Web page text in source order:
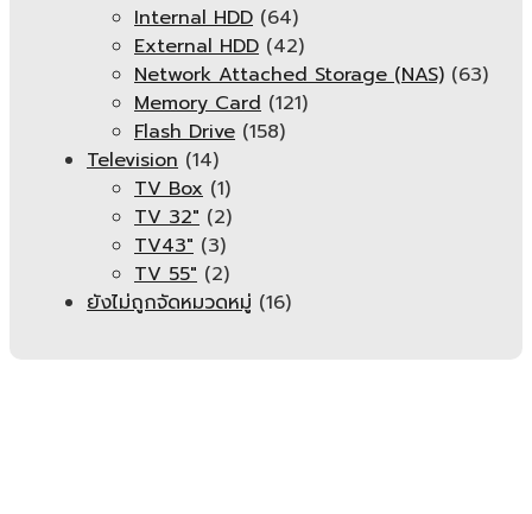
Internal HDD (64)
External HDD (42)
Network Attached Storage (NAS) (63)
Memory Card (121)
Flash Drive (158)
Television (14)
TV Box (1)
TV 32" (2)
TV43" (3)
TV 55" (2)
ยังไม่ถูกจัดหมวดหมู่ (16)